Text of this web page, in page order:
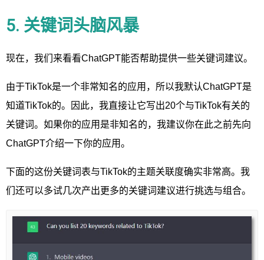
5. 关键词头脑风暴
现在，我们来看看ChatGPT能否帮助提供一些关键词建议。
由于TikTok是一个非常知名的应用，所以我默认ChatGPT是
知道TikTok的。因此，我直接让它写出20个与TikTok有关的
关键词。如果你的应用是非知名的，我建议你在此之前先向
ChatGPT介绍一下你的应用。
下面的这份关键词表与TikTok的主题关联度确实非常高。我
们还可以多试几次产出更多的关键词建议进行挑选与组合。